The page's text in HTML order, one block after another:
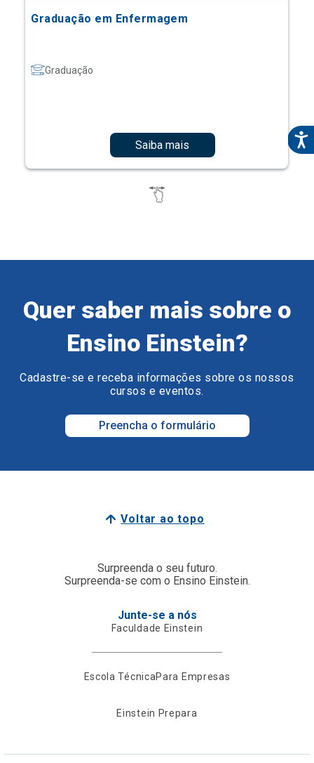
Graduação em Enfermagem
Graduação
Saiba mais
Quer saber mais sobre o
Ensino Einstein?
Cadastre-se e receba informações sobre os nossos
cursos e eventos.
Preencha o formulário
Voltar ao topo
Surpreenda o seu futuro.
Surpreenda-se com o Ensino Einstein.
Junte-se a nós
Faculdade Einstein
Escola TécnicaPara Empresas
Einstein Prepara